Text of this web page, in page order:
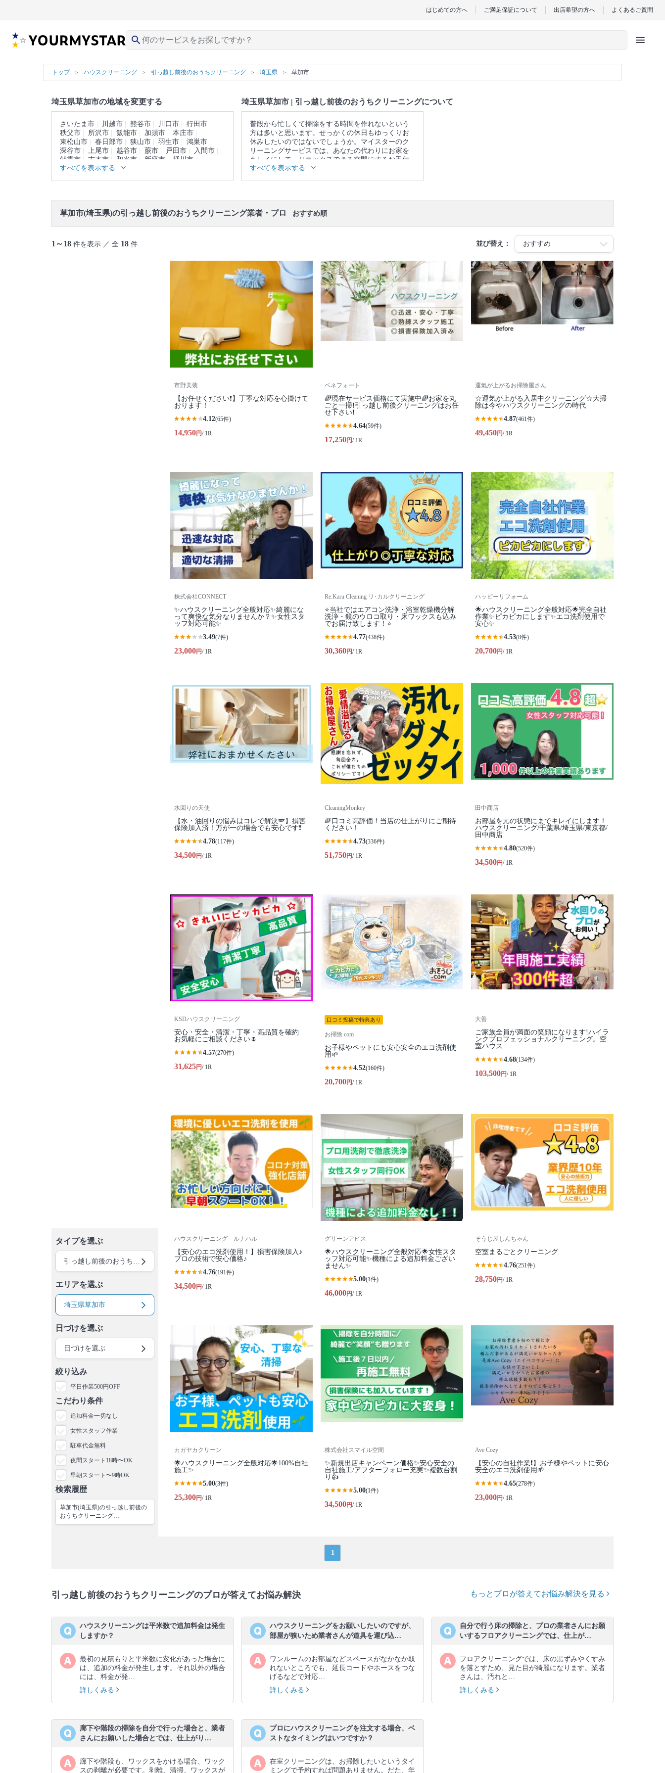
はじめての方へ ご満足保証について 出店希望の方へ よくあるご質問
search menu
トップ ハウスクリーニング 引っ越し前後のおうちクリーニング 埼玉県 草加市
埼玉県草加市の地域を変更する
さいたま市 川越市 熊谷市 川口市
行田市
秩父市
所沢市 飯能市 加須市
本庄市
東松山市
春日部市 狭山市 羽生市
鴻巣市
深谷市
上尾市 越谷市 蕨市 戸田市
入間市
朝霞市
志木市 和光市 新座市
桶川市
久喜市
北本市 八潮市
すべてを表示する
埼玉県草加市 | 引っ越し前後のおうちクリーニングについて
普段から忙しくて掃除をする時間を作れないという
方は多いと思います。せっかくの休日もゆっくりお
休みしたいのではないでしょうか。マイスターのク
リーニングサービスでは、あなたの代わりにお家を
キレイにして、リラックスできる空間にするお手伝
いをさせていただきます。
▼表示価格に含まれる引っ越し前後のおうちクリー
窓 / エアコンの簡易洗浄(フィルターのみ) / 照明 / 天
すべてを表示する
草加市(埼玉県)の引っ越し前後のおうちクリーニング業者・プロ おすすめ順
1～18 件を表示 ／ 全 18 件 並び替え：
タイプを選ぶ
エリアを選ぶ
埼玉県草加市
日づけを選ぶ
日づけを選ぶ
絞り込み
平日作業500円OFF
こだわり条件
追加料金一切なし
女性スタッフ作業
駐車代金無料
夜間スタート18時〜OK
早朝スタート〜9時OK
検索履歴
草加市(埼玉県)の引っ越し前後の
おうちクリーニング…
市野美装
【お任せください❗️】丁寧な対応を心掛けて
おります！
4.12(65件)
14,950円/ 1R
ベネフォート
🌈現在サービス価格にて実施中🌈お家を丸
ごと一掃❗️引っ越し前後クリーニングはお任
せ下さい❗️
4.64(59件)
17,250円/ 1R
運氣が上がるお掃除屋さん
☆運気が上がる入居中クリーニング☆大掃
除は今やハウスクリーニングの時代
4.87(461件)
49,450円/ 1R
株式会社CONNECT
✨ハウスクリーニング全般対応✨綺麗にな
って爽快な気分なりませんか？✨女性スタ
ッフ対応可能✨
3.49(7件)
23,000円/ 1R
Re:Karu Cleaning リ･カルクリーニング
⭐当社ではエアコン洗浄・浴室乾燥機分解
洗浄・鏡のウロコ取り・床ワックスも込み
でお届け致します！⭐
4.77(438件)
30,360円/ 1R
ハッピーリフォーム
🌟ハウスクリーニング全般対応🌟完全自社
作業✨️ピカピカにします✨️エコ洗剤使用で
安心✨
4.53(8件)
20,700円/ 1R
水回りの天使
【水・油回りの悩みはコレで解決🪽】損害
保険加入済！万が一の場合でも安心です❗️
4.78(117件)
34,500円/ 1R
CleaningMonkey
🌈口コミ高評価！当店の仕上がりにご期待
ください！
4.73(336件)
51,750円/ 1R
田中商店
お部屋を元の状態にまでキレイにします！
ハウスクリーニング/千葉県/埼玉県/東京都/
田中商店
4.80(520件)
34,500円/ 1R
KSDハウスクリーニング
安心・安全・清潔・丁寧・高品質を確約
お気軽にご相談ください🌷
4.57(270件)
31,625円/ 1R
口コミ投稿で特典あり
お掃除.com
お子様やペットにも安心安全のエコ洗剤使
用🌱
4.52(160件)
20,700円/ 1R
大善
ご家族全員が満面の笑顔になります!ハイラ
ンクプロフェッショナルクリーニング。空
室ハウス
4.68(134件)
103,500円/ 1R
ハウスクリーニング ルナハル
【安心のエコ洗剤使用！】損害保険加入♪
プロの技術で安心価格♪
4.76(191件)
34,500円/ 1R
グリーンアピス
🌟ハウスクリーニング全般対応🌟女性スタ
ッフ対応可能✨機種による追加料金ござい
ません✨
5.00(1件)
46,000円/ 1R
そうじ屋しんちゃん
空室まるごとクリーニング
4.76(251件)
28,750円/ 1R
カガヤカクリーン
🌟ハウスクリーニング全般対応🌟100%自社
施工✨
5.00(3件)
25,300円/ 1R
株式会社スマイル空間
✨新規出店キャンペーン価格✨安心安全の
自社施工/アフターフォロー充実✨複数台割
り👍
5.00(1件)
34,500円/ 1R
Ave Cozy
【安心の自社作業❗️】お子様やペットに安心
安全のエコ洗剤使用🌱
4.65(278件)
23,000円/ 1R
1
引っ越し前後のおうちクリーニングのプロが答えてお悩み解決 もっとプロが答えてお悩み解決を見る
ハウスクリーニングは平米数で追加料金は発生
しますか？
最初の見積もりと平米数に変化があった場合に
は、追加の料金が発生します。それ以外の場合
には、料金が発…
詳しくみる
ハウスクリーニングをお願いしたいのですが、
部屋が狭いため業者さんが道具を運び込…
ワンルームのお部屋などスペースがなかなか取
れないところでも、延長コードやホースをつな
げるなどで対応…
詳しくみる
自分で行う床の掃除と、プロの業者さんにお願
いするフロアクリーニングでは、仕上が…
フロアクリーニングでは、床の黒ずみやくすみ
を落とすため、見た目が綺麗になります。業者
さんは、汚れと…
詳しくみる
廊下や階段の掃除を自分で行った場合と、業者
さんにお願いした場合とでは、仕上がり…
廊下や階段も、ワックスをかける場合、ワック
スの剥離が必要です。剥離、清掃、ワックスが
プロにハウスクリーニングを注文する場合、ベ
ストなタイミングはいつですか？
在室クリーニングは、お掃除したいというタイ
ミングで予約すれば問題ありません。だた、年